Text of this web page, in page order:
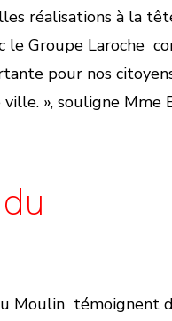
réalisations à la
le Groupe Laroche
pour nos
», souligne Mme
Moulin témoignent